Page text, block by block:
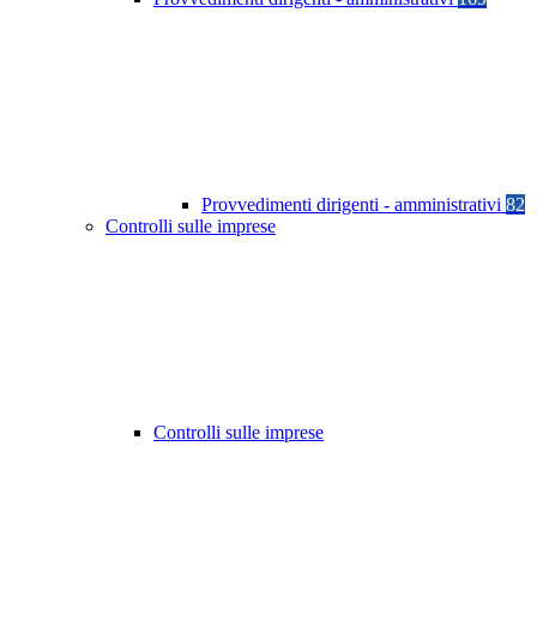
Provvedimenti dirigenti - amministrativi 82
Controlli sulle imprese
Controlli sulle imprese